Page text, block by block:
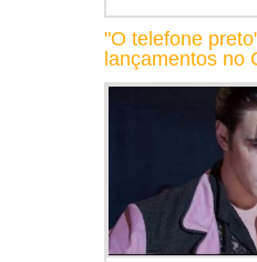
"O telefone
lançamentos no